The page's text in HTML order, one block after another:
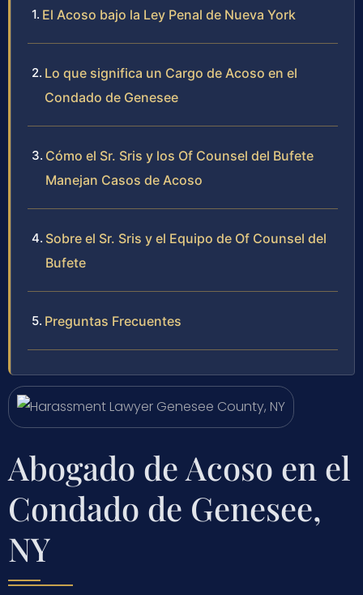
El Acoso bajo la Ley Penal de Nueva York
Lo que significa un Cargo de Acoso en el
Condado de Genesee
Cómo el Sr. Sris y los Of Counsel del Bufete
Manejan Casos de Acoso
Sobre el Sr. Sris y el Equipo de Of Counsel del
Bufete
Preguntas Frecuentes
Abogado de Acoso en el
Condado de Genesee,
NY